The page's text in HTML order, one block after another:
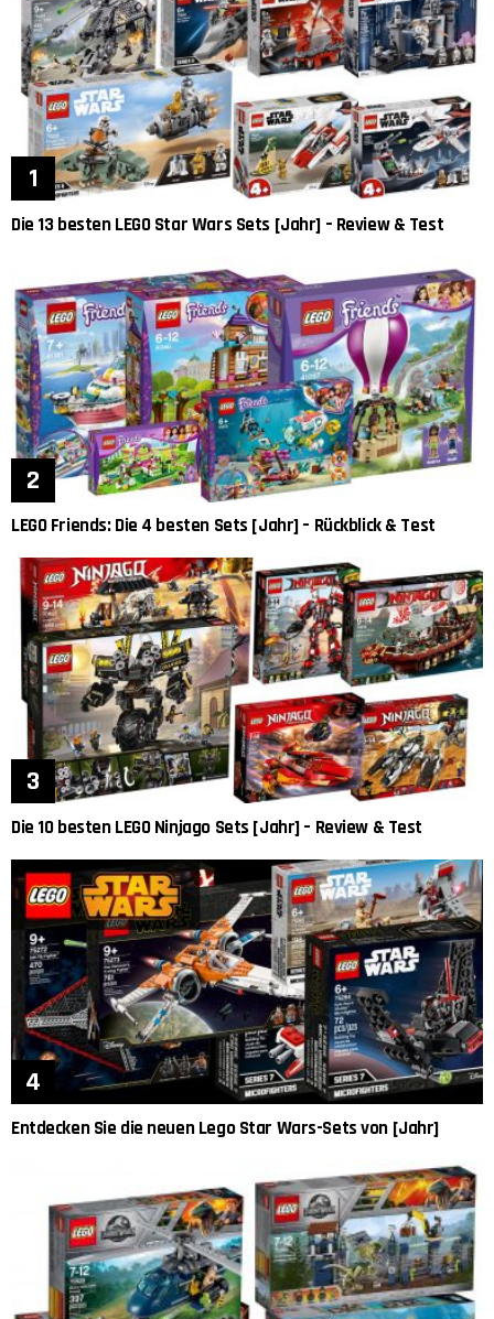
Die 13 besten LEGO Star Wars Sets [Jahr] – Review & Test
LEGO Friends: Die 4 besten Sets [Jahr] – Rückblick & Test
Die 10 besten LEGO Ninjago Sets [Jahr] – Review & Test
Entdecken Sie die neuen Lego Star Wars-Sets von [Jahr]